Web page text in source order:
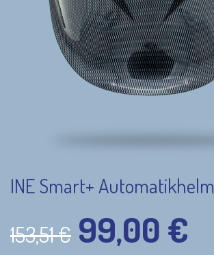
INE Smart+ Automatikhelm
153,51€ 99,00 €